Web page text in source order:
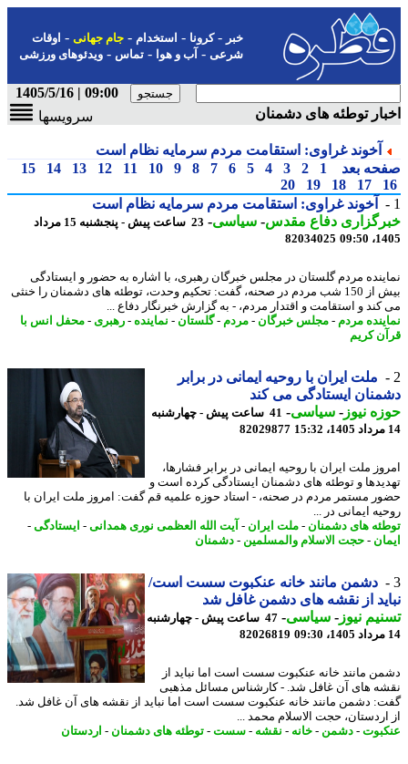
-کرونا-استخدام- جام جهانی-اوقات
شرعی-آب و هوا-تماس-ویدئوهای ورزشی
09:00 | 1405/5/16
توطئه های دشمنان
سرویسها
آخوند غراوی: استقامت مردم سرمایه نظام است
بعد
1
2
3
4
5
6
7
8
9
10
11
12
13
14
15
17
18
19
20
آخوند غراوی: استقامت مردم سرمایه نظام است
دفاع مقدس-سیاسی-
23 ساعت پیش - پنجشنبه 15 مرداد
82034025
مردم گلستان در مجلس خبرگان رهبری، با اشاره به حضور و ایستادگی
بیش از 150 شب مردم در صحنه، گفت: تحکیم وحدت، توطئه های دشمنان را خنثی
و استقامت و اقتدار مردم، - به گزارش خبرنگار دفاع ...
مردم- مجلس خبرگان -مردم- گلستان-نماینده-رهبری- محفل انس با
کریم
ملت ایران با روحیه ایمانی در برابر
ایستادگی می کند
نیوز-سیاسی-
41 ساعت پیش - چهارشنبه
82029877
ملت ایران با روحیه ایمانی در برابر فشارها،
و توطئه های دشمنان ایستادگی کرده است و
مستمر مردم در صحنه، - استاد حوزه علمیه قم گفت: امروز ملت ایران با
ایمانی در ...
های دشمنان-ملت ایران - آیت الله العظمی نوری همدانی- ایستادگی-
-حجت الاسلام والمسلمین-دشمنان
دشمن مانند خانه عنکبوت سست است/
از نقشه های دشمن غافل شد
نیوز-سیاسی-
47 ساعت پیش - چهارشنبه
82026819
مانند خانه عنکبوت سست است اما نباید از
های آن غافل شد. - کارشناس مسائل مذهبی
دشمن مانند خانه عنکبوت سست است اما نباید از نقشه های آن غافل شد.
حجت الاسلام محمد ...
-دشمن-خانه -نقشه-سست-توطئه های دشمنان-اردستان